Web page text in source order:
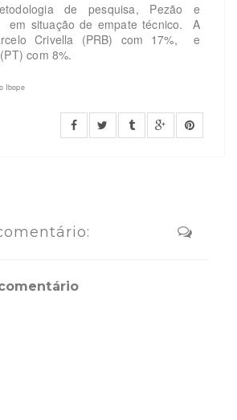
de pesquisa, Pezão e
em situação de empate técnico. A
Crivella (PRB) com 17%, e
com 8%.
Ibope